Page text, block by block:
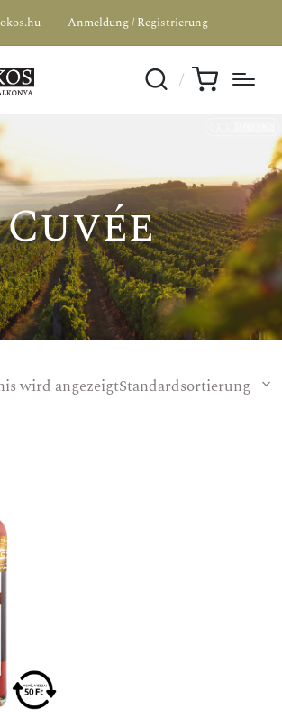
Anmeldung / Registrierung
Cuvée
wird angezeigtStandardsortierung